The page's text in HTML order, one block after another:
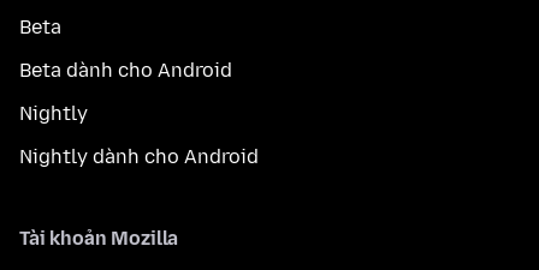
Beta
Beta dành cho Android
Nightly
Nightly dành cho Android
Tài khoản Mozilla